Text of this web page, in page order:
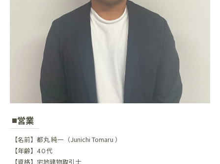
営業
【名前】都丸 純一（Junichi Tomaru ）
【年齢】4０代
【資格】宅地建物取引士